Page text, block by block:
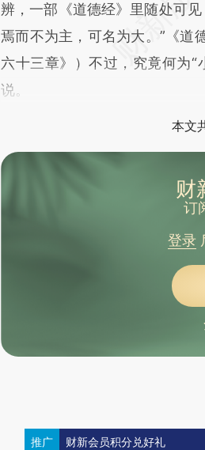
辨，一部《道德经》里随处可
焉而不为主，可名为大。”《道
六十三章》）不过，究竟何为“
说。
本文
财
订
登录
推广 财新会员积分兑好礼